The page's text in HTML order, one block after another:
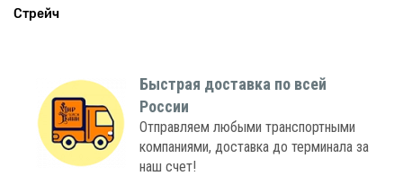
Стрейч
Быстрая доставка по всей
России
Отправляем любыми транспортными
компаниями, доставка до терминала за
наш счет!